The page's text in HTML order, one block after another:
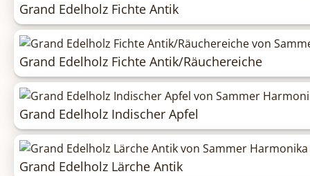
Grand Edelholz Fichte Antik
Grand Edelholz Fichte Antik/Räuchereiche
Grand Edelholz Indischer Apfel
Grand Edelholz Lärche Antik